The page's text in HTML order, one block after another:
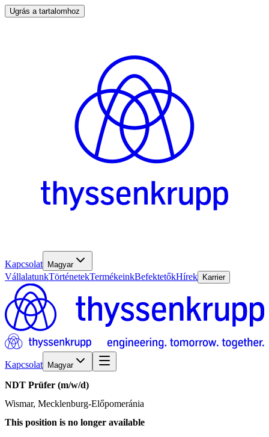
Ugrás a tartalomhoz
Kapcsolat Magyar
VállalatunkTörténetekTermékeinkBefektetőkHírek Karrier
Kapcsolat Magyar
NDT Prüfer (m/w/d)
Wismar, Mecklenburg-Előpomeránia
This position is no longer available